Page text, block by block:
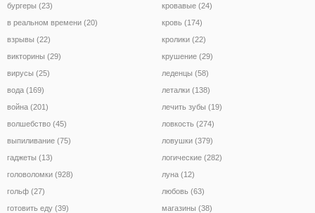
бургеры (23)
в реальном времени (20)
взрывы (22)
викторины (29)
вирусы (25)
вода (169)
война (201)
волшебство (45)
выпиливание (75)
гаджеты (13)
головоломки (928)
гольф (27)
готовить еду (39)
кровавые (24)
кровь (174)
кролики (22)
крушение (29)
леденцы (58)
леталки (138)
лечить зубы (19)
ловкость (274)
ловушки (379)
логические (282)
луна (12)
любовь (63)
магазины (38)